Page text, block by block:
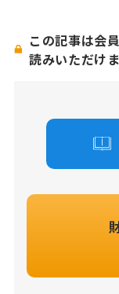
この記事は会
読みいただけま